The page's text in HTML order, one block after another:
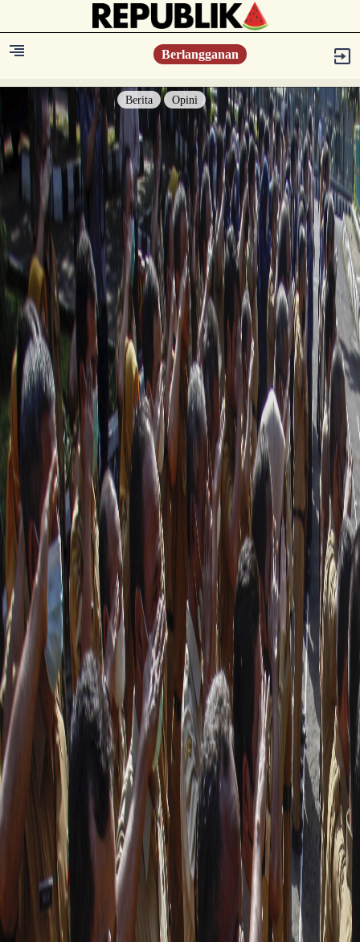
Berlangganan
Berita Opini
Berita
Islam Digest
Hikmah
Opini
Konsultasi Syariah
Resonansi
Sejarah
Lensa
Iqtishodia
Sastra
Literasi Umat